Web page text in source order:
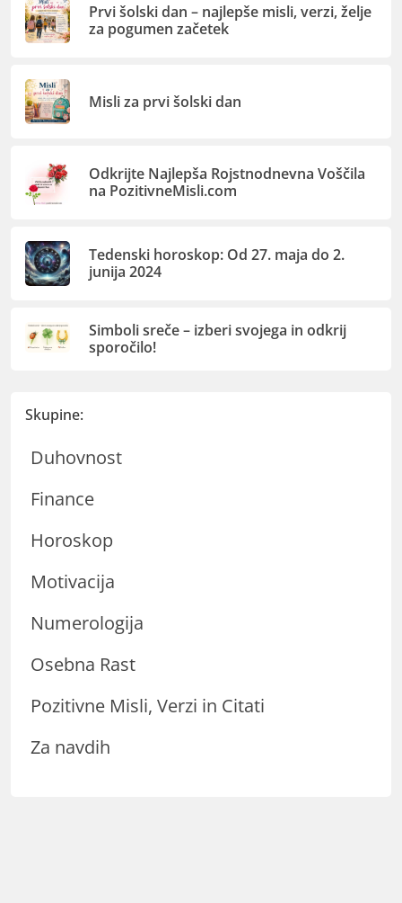
Prvi šolski dan – najlepše misli, verzi, želje
za pogumen začetek
Misli za prvi šolski dan
Odkrijte Najlepša Rojstnodnevna Voščila
na PozitivneMisli.com
Tedenski horoskop: Od 27. maja do 2.
junija 2024
Simboli sreče – izberi svojega in odkrij
sporočilo!
Skupine:
Duhovnost
Finance
Horoskop
Motivacija
Numerologija
Osebna Rast
Pozitivne Misli, Verzi in Citati
Za navdih